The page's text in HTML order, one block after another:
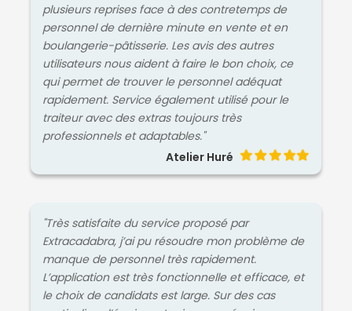
plusieurs reprises face à des contretemps de
personnel de dernière minute en vente et en
boulangerie-pâtisserie. Les avis des autres
utilisateurs nous aident à faire le bon choix, ce
qui permet de trouver le personnel adéquat
rapidement. Service également utilisé pour le
traiteur avec des extras toujours très
professionnels et adaptables."
Atelier Huré
"Très satisfaite du service proposé par
Extracadabra, j’ai pu résoudre mon problème de
manque de personnel très rapidement.
L’application est très fonctionnelle et efficace, et
le choix de candidats est large. Sur des cas